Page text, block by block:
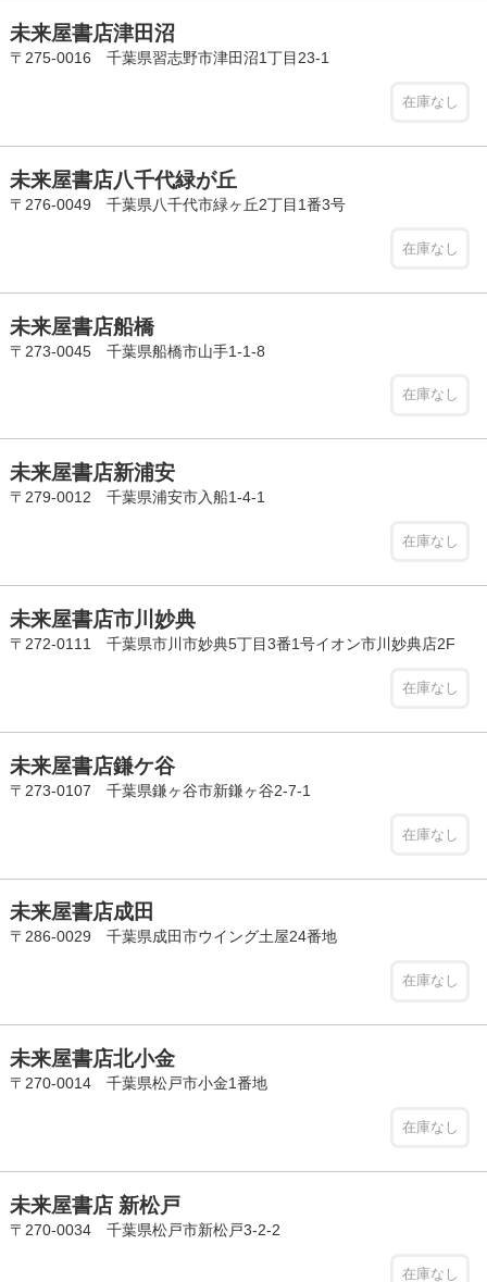
未来屋書店津田沼
〒275-0016 千葉県習志野市津田沼1丁目23-1
在庫なし
未来屋書店八千代緑が丘
〒276-0049 千葉県八千代市緑ヶ丘2丁目1番3号
在庫なし
未来屋書店船橋
〒273-0045 千葉県船橋市山手1-1-8
在庫なし
未来屋書店新浦安
〒279-0012 千葉県浦安市入船1-4-1
在庫なし
未来屋書店市川妙典
〒272-0111 千葉県市川市妙典5丁目3番1号イオン市川妙典店2F
在庫なし
未来屋書店鎌ケ谷
〒273-0107 千葉県鎌ヶ谷市新鎌ヶ谷2-7-1
在庫なし
未来屋書店成田
〒286-0029 千葉県成田市ウイング土屋24番地
在庫なし
未来屋書店北小金
〒270-0014 千葉県松戸市小金1番地
在庫なし
未来屋書店 新松戸
〒270-0034 千葉県松戸市新松戸3-2-2
在庫なし